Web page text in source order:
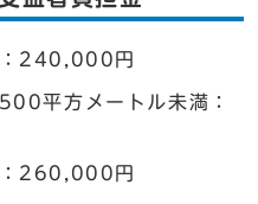
240,000円
平方メートル未満：
260,000円